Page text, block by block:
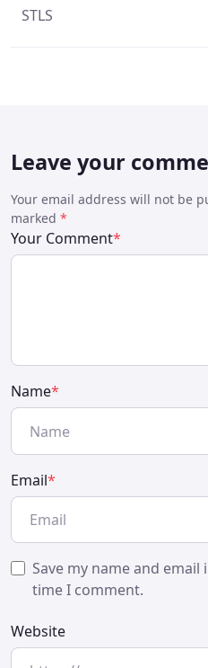
STLS
Leave your
Your email address will not be
marked *
Your Comment*
Name*
Email*
Save my name and
time I comment.
Website